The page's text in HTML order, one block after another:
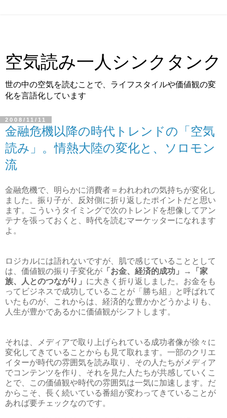
空気読み一人シンクタンク
世の中の空気を読むことで、ライフスタイルや価値観の変
化を言語化しています
2008/11/11
金融危機以降の時代トレンドの「空気
読み」。情熱大陸の変化と、ソロモン
流
金融危機で、明らかに消費者＝われわれの気持ちが変化し
ました。振り子が、反対側に折り返したポイントだと思い
ます。こういうタイミングで次のトレンドを想像してアン
テナを張っておくと、時代を読むマーケッターになれます
よ。
ロジカルには語れないですが、肌で感じていることとして
は、価値観の振り子変化が 「お金、経済的成功」→「家
族、人とのつながり」 に大きく折り返しました。お金をも
ってビジネスで成功していることが「勝ち組」と呼ばれて
いたものが、これからは、経済的な豊かかどうかよりも、
人生が豊かであるかに価値観がシフトします。
それは、メディアで取り上げられている成功者像が徐々に
変化してきていることからも見て取れます。一部のクリエ
イターが時代の雰囲気を読み取り、その人たちがメディア
でコンテンツを作り、それを見た人たちが共感していくこ
とで、この価値観や時代の雰囲気は一気に加速します。だ
からこそ、長く続いている番組が変わってきていることが
あれば要チェックなのです。